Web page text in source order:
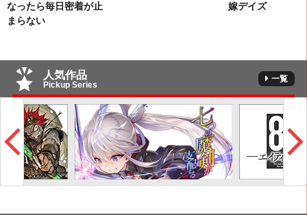
なったら毎日密着が止
まらない
嫁デイズ
人気作品
Pickup Series
一覧